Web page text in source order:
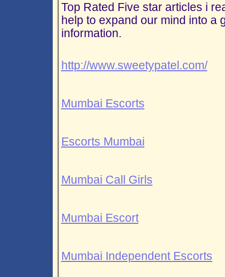
Top Rated Five star articles i
help to expand our mind into a
information.
http://www.sweetypatel.com/
Mumbai Escorts
Escorts Mumbai
Mumbai Call Girls
Mumbai Escort
Mumbai Independent Escorts